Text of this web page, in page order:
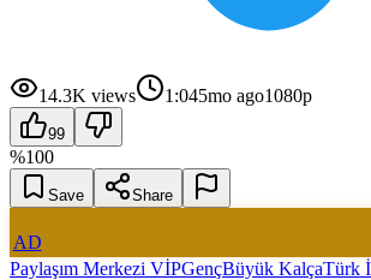
14.3K views 1:045mo ago1080p
99
%100
Save Share
AD
Paylaşım Merkezi VİPGençBüyük KalçaTürk